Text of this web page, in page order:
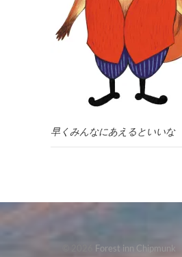
早くみんなにあえるといいな
Forest inn Chipmunk